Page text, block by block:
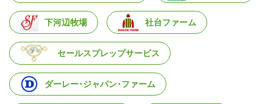
下河辺牧場 社台ファーム
セールスプレップサービス
ダーレー･ジャパン･ファーム